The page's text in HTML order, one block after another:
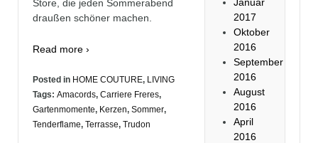
Store, die jeden Sommerabend
draußen schöner machen.
Read more ›
Posted in HOME COUTURE, LIVING
Tags: Amacords, Carriere Freres,
Gartenmomente, Kerzen, Sommer,
Tenderflame, Terrasse, Trudon
2017
Oktober
2016
September
2016
August
2016
April
2016